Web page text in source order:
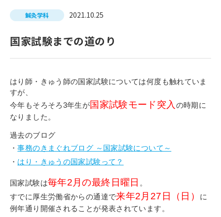
研修・講座
公共職業訓練
よくあるご質問
在校生の皆さまへ
卒業生の皆さまへ
新着情報
ブログ
コラム
お問い合わせ
鍼灸学科 2021.10.25
国家試験までの道のり
はり師・きゅう師の国家試験については何度も触れていま
すが、
今年もそろそろ3年生が国家試験モード突入 の時期に
なりました。
過去のブログ
・事務のきまぐれブログ ～国家試験について～
・ はり・きゅうの国家試験って？
国家試験は毎年2月の最終日曜日 。
すでに厚生労働省からの通達で来年2月27日（日）
に
例年通り開催されることが発表されています。